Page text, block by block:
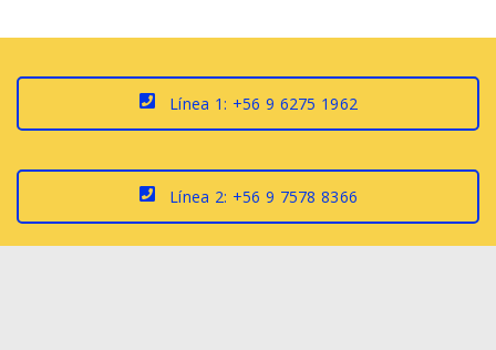
Línea 1: +56 9 6275 1962
Línea 2: +56 9 7578 8366